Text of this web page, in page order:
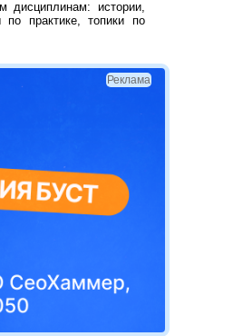
дисциплинам: истории,
практике, топики по
Реклама